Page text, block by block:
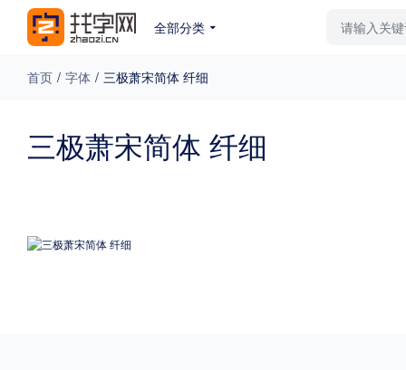
全部分类
免费下载 收费下载 更多
首页 / 字体 / 三极萧宋简体 纤细
三极萧宋简体 纤细